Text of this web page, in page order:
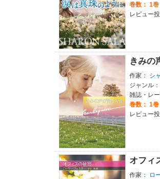
巻数： 1巻
レビュー
きみの
作家： シ
ジャンル：
雑誌・レー
巻数： 1巻
レビュー
オフィ
作家： ロ